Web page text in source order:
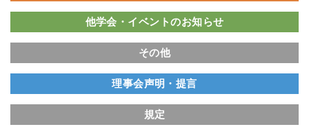
他学会・イベントのお知らせ
その他
理事会声明・提言
規定